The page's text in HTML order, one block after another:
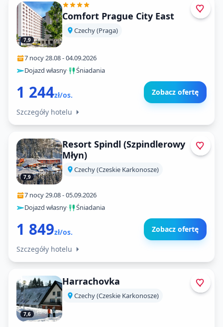
7,9
Comfort Prague City East
Czechy (Praga)
7 nocy·28.08-04.09.2026
Dojazd własny· Śniadania
1 244zł/os. Zobacz ofertę
Szczegóły hotelu
7,9
Resort Spindl (Szpindlerowy
Młyn)
Czechy (Czeskie Karkonosze)
7 nocy·29.08-05.09.2026
Dojazd własny· Śniadania
1 849zł/os. Zobacz ofertę
Szczegóły hotelu
7,6
Harrachovka
Czechy (Czeskie Karkonosze)